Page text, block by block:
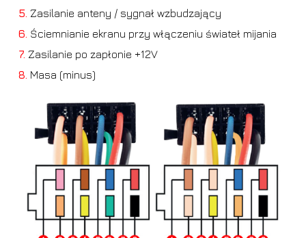
5. Zasilanie anteny / sygnał wzbudzający
6. Ściemnianie ekranu przy włączeniu świateł mijania
7. Zasilanie po zapłonie +12V
8. Masa (minus)